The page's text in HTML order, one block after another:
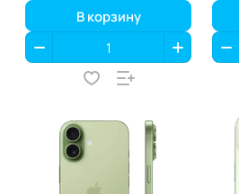
В корзину